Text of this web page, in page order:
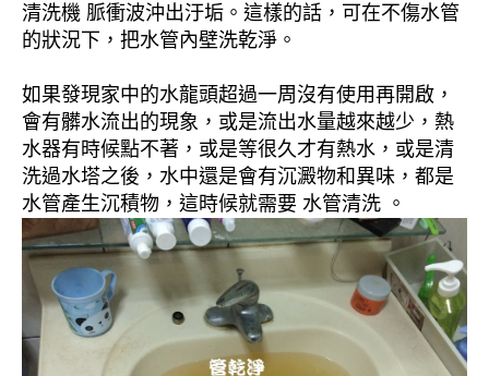
清洗機 脈衝波沖出汙垢。這樣的話，可在不傷水管
的狀況下，把水管內壁洗乾淨。
如果發現家中的水龍頭超過一周沒有使用再開啟，
會有髒水流出的現象，或是流出水量越來越少，熱
水器有時候點不著，或是等很久才有熱水，或是清
洗過水塔之後，水中還是會有沉澱物和異味，都是
水管產生沉積物，這時候就需要 水管清洗 。